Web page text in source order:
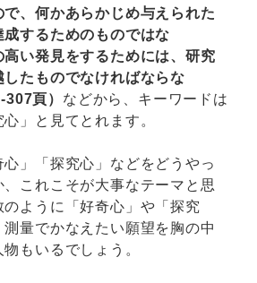
、何かあらかじめ与えられた
成するためのものではな
高い発見をするためには、研究
たものでなければならな
頁） などから、キーワードは
心」と見てとれます。
」「探究心」などをどうやっ
これこそが大事なテーマと思
ように「好奇心」や「探究
量でかなえたい願望を胸の中
もいるでしょう。